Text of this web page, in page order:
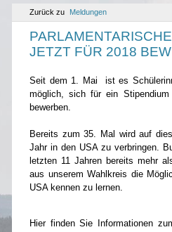
Zurück zu Meldungen
JETZT FÜR 2018
Seit dem 1. Mai ist es
möglich, sich für ein Stipendium
bewerben.
Bereits zum 35. Mal wird auf
Jahr in den USA zu verbringen.
letzten 11 Jahren bereits mehr
aus unserem Wahlkreis die
USA kennen zu lernen.
Hier finden Sie Informationen